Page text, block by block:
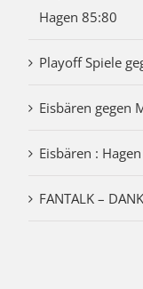
Hagen 85:80
Playoff Spiele
Eisbären gegen
Eisbären :
FANTALK –